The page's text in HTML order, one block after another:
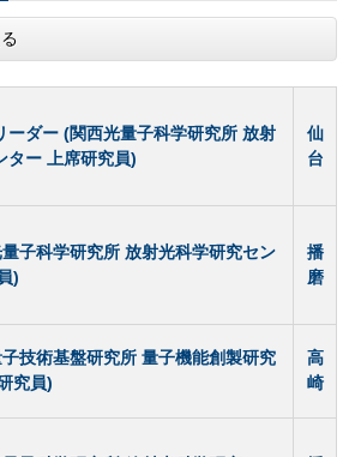
ーダー (関西光量子科学研究所 放射
ター 上席研究員)
仙
台
子科学研究所 放射光科学研究セン
)
播
磨
技術基盤研究所 量子機能創製研究
究員)
高
崎